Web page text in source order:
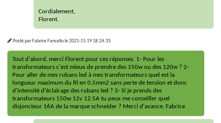
Cordialement,
Florent.
Posté parFabrice Fancellule2021-11-19 18:24:33
Tout d'abord, merci Florent pour ces réponses. 1- Pour les
transformateurs c'est mieux de prendre des 150w ou des 120w ? 2-
Pour aller de mes rubans led à mes transformateurs quel est la
longueur maximum du fil en 0.5mm2 sans perte de tension et donc
d'intensité d'éclairage des rubans led ? 3- Si je prends des
transformateurs 150w 12v 12.5A tu peux me conseiller quel
disjoncteur 16A de la marque schneider ? Merci d'avance. Fabrice